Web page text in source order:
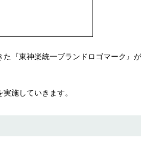
『東神楽統一ブランドロゴマーク』
施していきます。